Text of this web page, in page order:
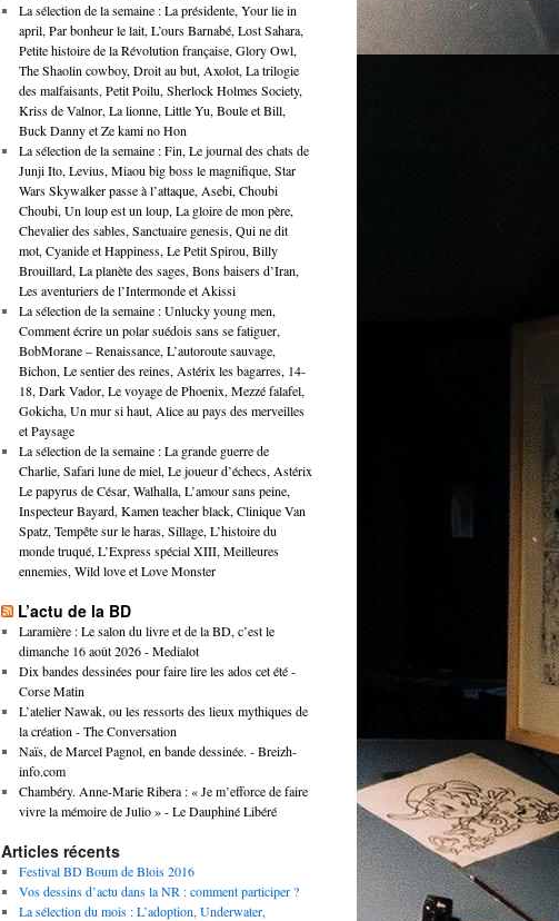
La sélection de la semaine : La présidente, Your lie in
april, Par bonheur le lait, L’ours Barnabé, Lost Sahara,
Petite histoire de la Révolution française, Glory Owl,
The Shaolin cowboy, Droit au but, Axolot, La trilogie
des malfaisants, Petit Poilu, Sherlock Holmes Society,
Kriss de Valnor, La lionne, Little Yu, Boule et Bill,
Buck Danny et Ze kami no Hon
La sélection de la semaine : Fin, Le journal des chats de
Junji Ito, Levius, Miaou big boss le magnifique, Star
Wars Skywalker passe à l’attaque, Asebi, Choubi
Choubi, Un loup est un loup, La gloire de mon père,
Chevalier des sables, Sanctuaire genesis, Qui ne dit
mot, Cyanide et Happiness, Le Petit Spirou, Billy
Brouillard, La planète des sages, Bons baisers d’Iran,
Les aventuriers de l’Intermonde et Akissi
La sélection de la semaine : Unlucky young men,
Comment écrire un polar suédois sans se fatiguer,
BobMorane – Renaissance, L’autoroute sauvage,
Bichon, Le sentier des reines, Astérix les bagarres, 14-
18, Dark Vador, Le voyage de Phoenix, Mezzé falafel,
Gokicha, Un mur si haut, Alice au pays des merveilles
et Paysage
La sélection de la semaine : La grande guerre de
Charlie, Safari lune de miel, Le joueur d’échecs, Astérix
Le papyrus de César, Walhalla, L’amour sans peine,
Inspecteur Bayard, Kamen teacher black, Clinique Van
Spatz, Tempête sur le haras, Sillage, L’histoire du
monde truqué, L’Express spécial XIII, Meilleures
ennemies, Wild love et Love Monster
L’actu de la BD
Laramière : Le salon du livre et de la BD, c’est le
dimanche 16 août 2026 - Medialot
Dix bandes dessinées pour faire lire les ados cet été -
Corse Matin
L’atelier Nawak, ou les ressorts des lieux mythiques de
la création - The Conversation
Naïs, de Marcel Pagnol, en bande dessinée. - Breizh-
info.com
Chambéry. Anne-Marie Ribera : « Je m’efforce de faire
vivre la mémoire de Julio » - Le Dauphiné Libéré
Articles récents
Festival BD Boum de Blois 2016
Vos dessins d’actu dans la NR : comment participer ?
La sélection du mois : L’adoption, Underwater,